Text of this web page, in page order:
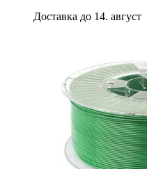
Доставка до 14. август